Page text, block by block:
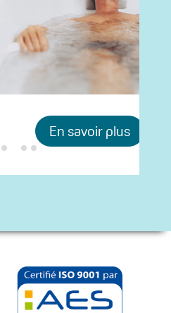
En savoir plus